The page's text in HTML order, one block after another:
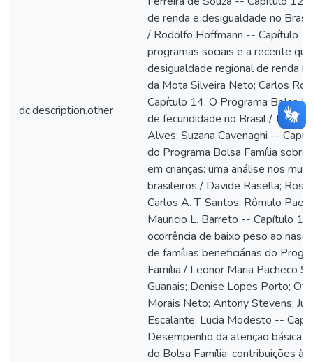
dc.description.other
de renda e desigualdade no
/ Rodolfo Hoffmann -- Capítulo
programas sociais e a recente
desigualdade regional de renda
da Mota Silveira Neto; Carlos
Capítulo 14. O Programa Bolsa
de fecundidade no Brasil / José
Alves; Suzana Cavenaghi --
do Programa Bolsa Família sobre
em crianças: uma análise nos
brasileiros / Davide Rasella;
Carlos A. T. Santos; Rômulo
Mauricio L. Barreto -- Capítulo
ocorrência de baixo peso ao
de famílias beneficiárias do
Família / Leonor Maria Pacheco
Guanais; Denise Lopes Porto;
Morais Neto; Antony Stevens;
Escalante; Lucia Modesto --
Desempenho da atenção básica
do Bolsa Família: contribuições à